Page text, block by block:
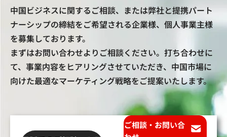
中国ビジネスに関するご相談、または弊社と提携パート
ナーシップの締結をご希望される企業様、個人事業主様
を募集しております。
まずはお問い合わせよりご相談ください。打ち合わせに
て、事業内容をヒアリングさせていただき、中国市場に
向けた最適なマーケティング戦略をご提案いたします。
ご相談・お問い合